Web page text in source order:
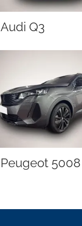
Audi Q3
Peugeot 5008